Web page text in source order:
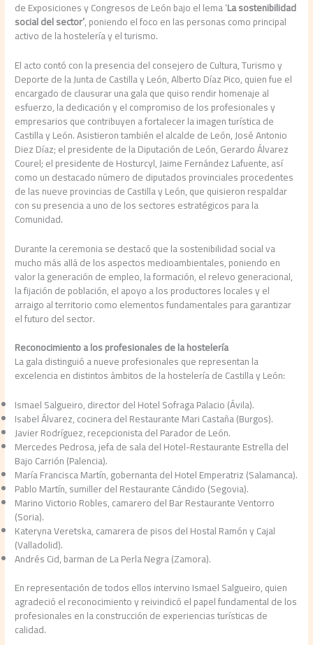
de Exposiciones y Congresos de León bajo el lema ‘La sostenibilidad
social del sector’, poniendo el foco en las personas como principal
activo de la hostelería y el turismo.
El acto contó con la presencia del consejero de Cultura, Turismo y
Deporte de la Junta de Castilla y León, Alberto Díaz Pico, quien fue el
encargado de clausurar una gala que quiso rendir homenaje al
esfuerzo, la dedicación y el compromiso de los profesionales y
empresarios que contribuyen a fortalecer la imagen turística de
Castilla y León. Asistieron también el alcalde de León, José Antonio
Diez Díaz; el presidente de la Diputación de León, Gerardo Álvarez
Courel; el presidente de Hosturcyl, Jaime Fernández Lafuente, así
como un destacado número de diputados provinciales procedentes
de las nueve provincias de Castilla y León, que quisieron respaldar
con su presencia a uno de los sectores estratégicos para la
Comunidad.
Durante la ceremonia se destacó que la sostenibilidad social va
mucho más allá de los aspectos medioambientales, poniendo en
valor la generación de empleo, la formación, el relevo generacional,
la fijación de población, el apoyo a los productores locales y el
arraigo al territorio como elementos fundamentales para garantizar
el futuro del sector.
Reconocimiento a los profesionales de la hostelería
La gala distinguió a nueve profesionales que representan la
excelencia en distintos ámbitos de la hostelería de Castilla y León:
Ismael Salgueiro, director del Hotel Sofraga Palacio (Ávila).
Isabel Álvarez, cocinera del Restaurante Mari Castaña (Burgos).
Javier Rodríguez, recepcionista del Parador de León.
Mercedes Pedrosa, jefa de sala del Hotel-Restaurante Estrella del
Bajo Carrión (Palencia).
María Francisca Martín, gobernanta del Hotel Emperatriz (Salamanca).
Pablo Martín, sumiller del Restaurante Cándido (Segovia).
Marino Victorio Robles, camarero del Bar Restaurante Ventorro
(Soria).
Kateryna Veretska, camarera de pisos del Hostal Ramón y Cajal
(Valladolid).
Andrés Cid, barman de La Perla Negra (Zamora).
En representación de todos ellos intervino Ismael Salgueiro, quien
agradeció el reconocimiento y reivindicó el papel fundamental de los
profesionales en la construcción de experiencias turísticas de
calidad.